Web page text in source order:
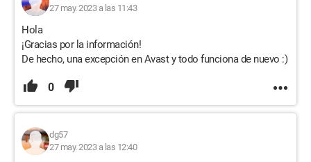
27 may. 2023 a las 11:43
Hola
¡Gracias por la información!
De hecho, una excepción en Avast y todo funciona de nuevo :)
0
dg57
27 may. 2023 a las 12:40